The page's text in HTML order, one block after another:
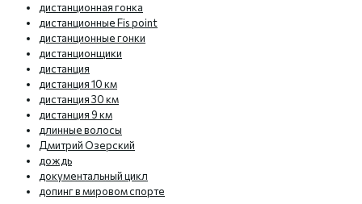
дистанционная гонка
дистанционные Fis point
дистанционные гонки
дистанционщики
дистанция
дистанция 10 км
дистанция 30 км
дистанция 9 км
длинные волосы
Дмитрий Озерский
дождь
документальный цикл
допинг в мировом спорте